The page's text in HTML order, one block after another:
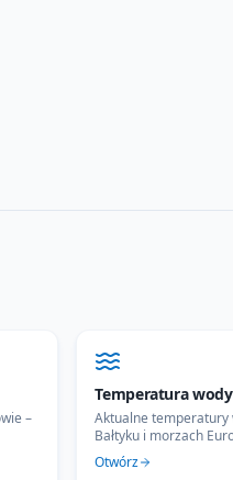
–
Temperatura wody
Aktualne temperatury
Bałtyku i morzach
Otwórz